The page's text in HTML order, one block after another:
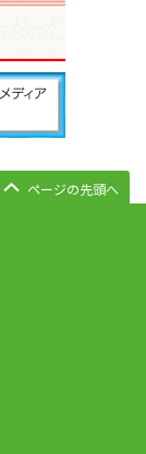
ページの先頭へ